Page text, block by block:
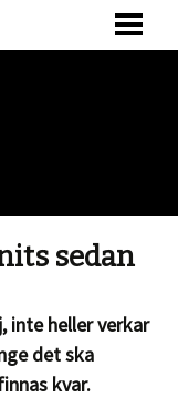
sedan
inte heller verkar
det ska
kvar.